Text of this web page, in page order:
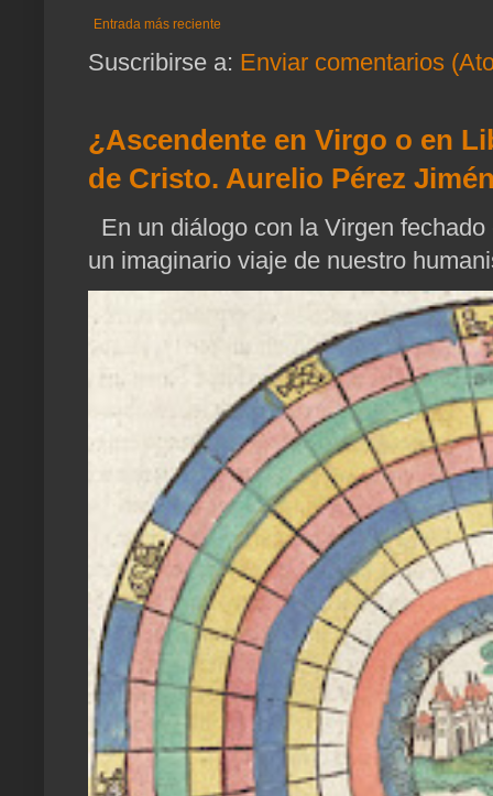
Entrada más reciente
Suscribirse a: Enviar comentarios
¿Ascendente en Virgo o en
de Cristo. Aurelio Pérez
En un diálogo con la Virgen
un imaginario viaje de nuestro